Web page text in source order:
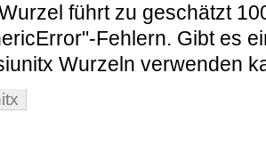
führt zu geschätzt
Fehlern. Gibt es
Wurzeln verwenden